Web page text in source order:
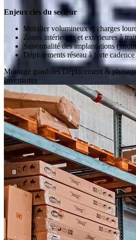
Enjeux clés du secteur
Mobilier volumineux et charges
Zones intérieures et extérieures à
Saisonnalité des implantations
Déploiements réseau à forte cadence
Montage gondoles Déplacement &
Inventaires